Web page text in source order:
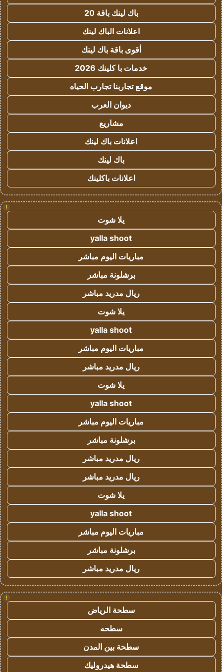
باك لينك باقة 20
اعلانات الباك لينك
أقوى باقة باك لينك
خدمات با كلينك 2026
موقع تجاربنا تجارب الحياه
ديوان العرب
مشاريع
اعلانات باك لينك
باك لينك
اعلانات باكلينك
!
يلا شوت
yalla shoot
مباريات اليوم مباشر
برشلونة مباشر
ريال مدريد مباشر
يلا شوت
yalla shoot
مباريات اليوم مباشر
ريال مدريد مباشر
يلا شوت
yalla shoot
مباريات اليوم مباشر
برشلونة مباشر
ريال مدريد مباشر
ريال مدريد مباشر
يلا شوت
yalla shoot
مباريات اليوم مباشر
برشلونة مباشر
ريال مدريد مباشر
!
سطحة الرياض
سطحه
سطحة بين المدن
سطحة هيدروليك